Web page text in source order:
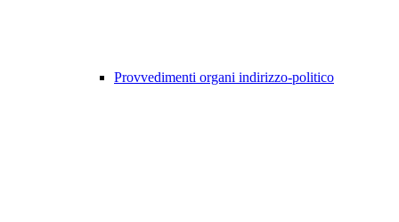
Provvedimenti organi indirizzo-politico